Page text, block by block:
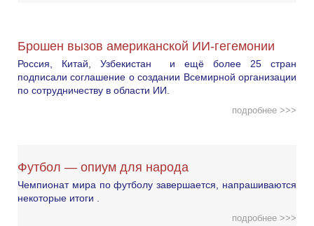
Брошен вызов американской ИИ-гегемонии
Россия, Китай, Узбекистан и ещё более 25 стран
подписали соглашение о создании Всемирной организации
по сотрудничеству в области ИИ.
подробнее >>>
Футбол — опиум для народа
Чемпионат мира по футболу завершается, напрашиваются
некоторые итоги .
подробнее >>>